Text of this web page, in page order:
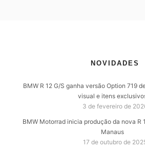
NOVIDADES
BMW R 12 G/S ganha versão Option 719
visual e itens
3 de fevereiro de
BMW Motorrad inicia produção da nova R
Manaus
17 de outubro de